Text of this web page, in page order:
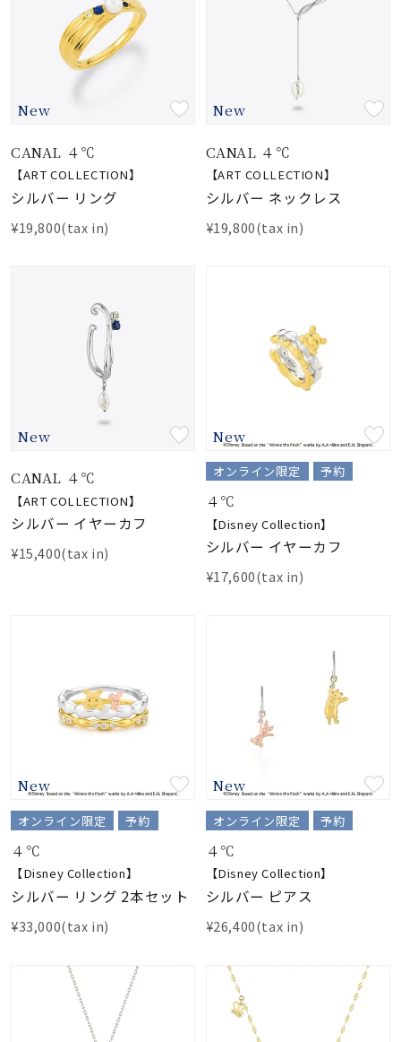
New
CANAL ４℃
【ART COLLECTION】
シルバー リング
¥19,800(tax in)
New
CANAL ４℃
【ART COLLECTION】
シルバー ネックレス
¥19,800(tax in)
New
CANAL ４℃
【ART COLLECTION】
シルバー イヤーカフ
¥15,400(tax in)
New
オンライン限定 予約
４℃
【Disney Collection】
シルバー イヤーカフ
¥17,600(tax in)
New
オンライン限定 予約
４℃
【Disney Collection】
シルバー リング 2本セット
¥33,000(tax in)
New
オンライン限定 予約
４℃
【Disney Collection】
シルバー ピアス
¥26,400(tax in)